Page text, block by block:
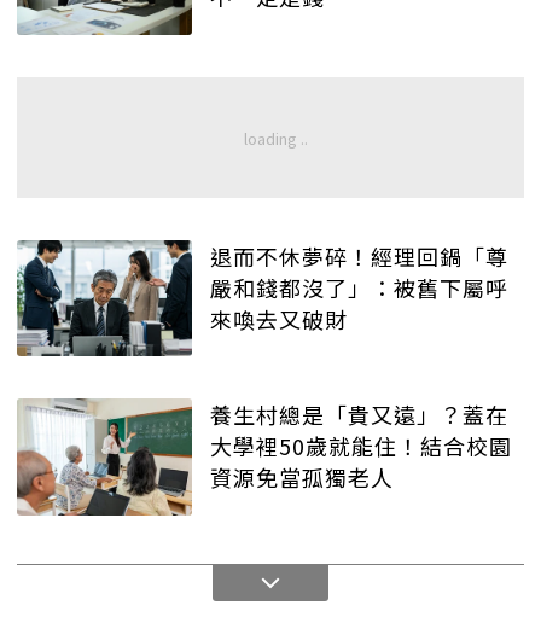
退而不休夢碎！經理回鍋「尊
嚴和錢都沒了」：被舊下屬呼
來喚去又破財
養生村總是「貴又遠」？蓋在
大學裡50歲就能住！結合校園
資源免當孤獨老人